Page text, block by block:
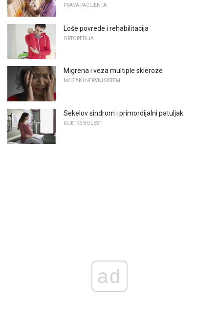
PRAVA PACIJENTA
Loše povrede i rehabilitacija
ORTOPEDIJA
Migrena i veza multiple skleroze
MOZAK I NERVNI SISTEM
Sekelov sindrom i primordijalni patuljak
RIJETKE BOLESTI
ad